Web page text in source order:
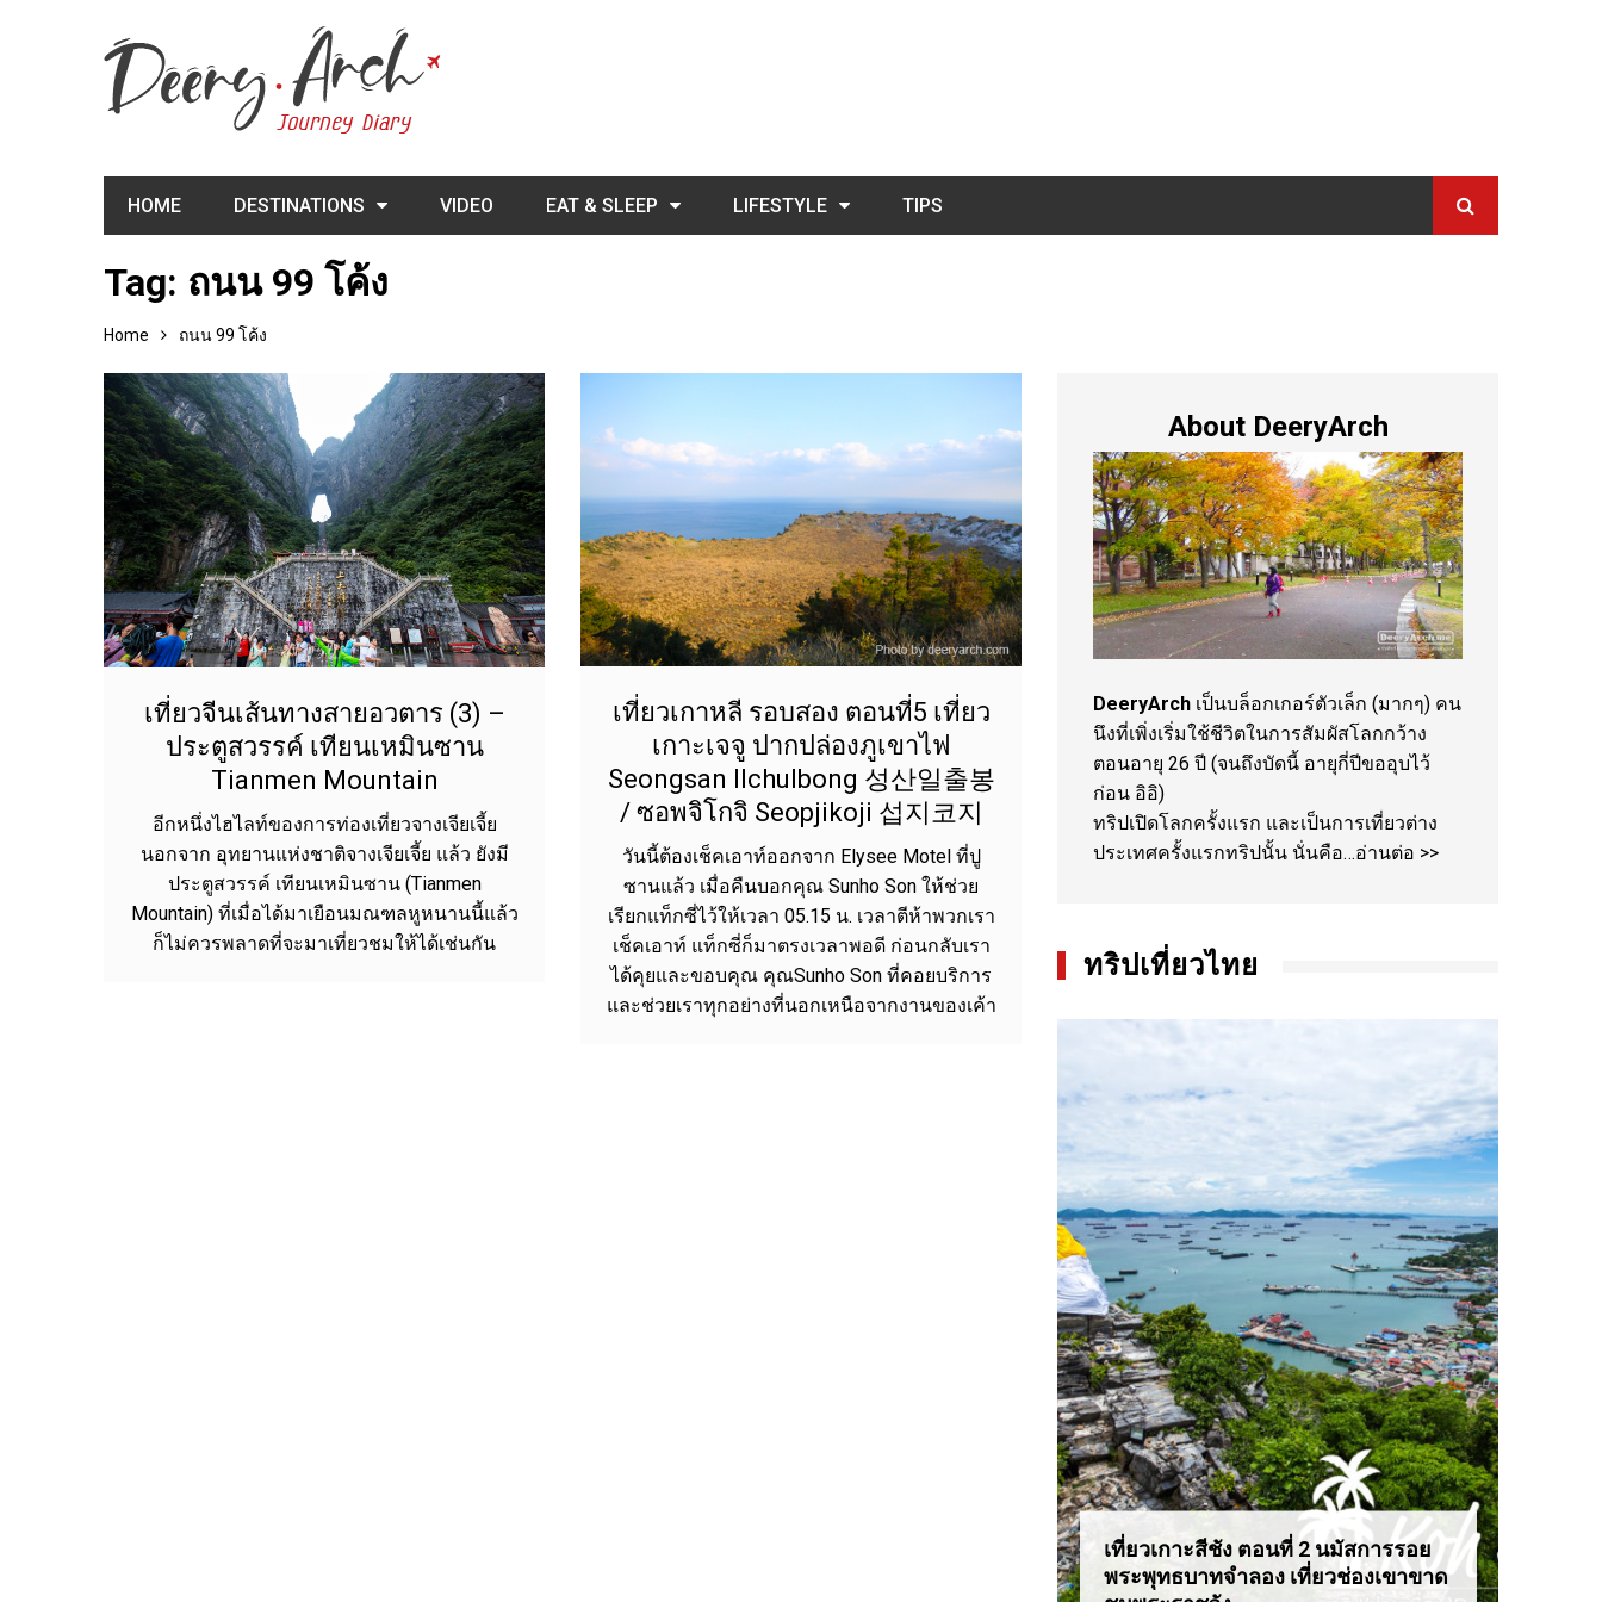
HOME DESTINATIONS VIDEO EAT & SLEEP LIFESTYLE TIPS
Tag: ถนน 99 โค้ง
Home ถนน 99 โค้ง
เที่ยวจีนเส้นทางสายอวตาร (3) –
ประตูสวรรค์ เทียนเหมินซาน
Tianmen Mountain
อีกหนึ่งไฮไลท์ของการท่องเที่ยวจางเจียเจี้ย
นอกจาก อุทยานแห่งชาติจางเจียเจี้ย แล้ว ยังมี
ประตูสวรรค์ เทียนเหมินซาน (Tianmen
Mountain) ที่เมื่อได้มาเยือนมณฑลหูหนานนี้แล้ว
ก็ไม่ควรพลาดที่จะมาเที่ยวชมให้ได้เช่นกัน
เที่ยวเกาหลี รอบสอง ตอนที่5 เที่ยว
เกาะเจจู ปากปล่องภูเขาไฟ
Seongsan Ilchulbong 성산일출봉
/ ซอพจิโกจิ Seopjikoji 섭지코지
วันนี้ต้องเช็คเอาท์ออกจาก Elysee Motel ที่ปู
ซานแล้ว เมื่อคืนบอกคุณ Sunho Son ให้ช่วย
เรียกแท็กซี่ไว้ให้เวลา 05.15 น. เวลาตีห้าพวกเรา
เช็คเอาท์ แท็กซี่ก็มาตรงเวลาพอดี ก่อนกลับเรา
ได้คุยและขอบคุณ คุณSunho Son ที่คอยบริการ
และช่วยเราทุกอย่างที่นอกเหนือจากงานของเค้า
About DeeryArch
DeeryArch เป็นบล็อกเกอร์ตัวเล็ก (มากๆ) คน
นึงที่เพิ่งเริ่มใช้ชีวิตในการสัมผัสโลกกว้าง
ตอนอายุ 26 ปี (จนถึงบัดนี้ อายุกี่ปีขออุบไว้
ก่อน อิอิ)
ทริปเปิดโลกครั้งแรก และเป็นการเที่ยวต่าง
ประเทศครั้งแรกทริปนั้น นั่นคือ…อ่านต่อ >>
ทริปเที่ยวไทย
เที่ยวเกาะสีชัง ตอนที่ 2 นมัสการรอย
พระพุทธบาทจำลอง เที่ยวช่องเขาขาด